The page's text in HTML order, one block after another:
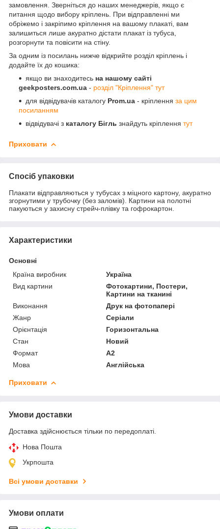
замовлення. Зверніться до наших менеджерів, якщо є
питання щодо вибору кріплень. При відправленні ми
обріжемо і закріпимо кріплення на вашому плакаті, вам
залишиться лише акуратно дістати плакат із тубуса,
розгорнути та повісити на стіну.
За одним із посилань нижче відкрийте розділ кріплень і
додайте їх до кошика:
якщо ви знаходитесь на нашому сайті
geekposters.com.ua - розділ "Кріплення" тут
для відвідувачів каталогу Prom.ua - кріплення за цим
посиланням
відвідувачі з каталогу Бігль знайдуть кріплення тут
Приховати
Спосіб упаковки
Плакати відправляються у тубусах з міцного картону, акуратно
згорнутими у трубочку (без заломів). Картини на полотні
пакуються у захисну стрейч-плівку та гофрокартон.
Характеристики
Основні
Країна виробник
Україна
Вид картини
Фотокартини, Постери,
Картини на тканині
Виконання
Друк на фотопапері
Жанр
Серіали
Орієнтація
Горизонтальна
Стан
Новий
Формат
A2
Мова
Англійська
Приховати
Умови доставки
Доставка здійснюється тільки по передоплаті.
Нова Пошта
Укрпошта
Всі умови доставки
Умови оплати